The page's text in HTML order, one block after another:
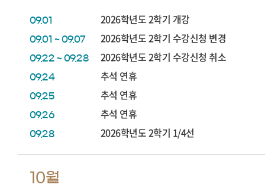
09.01 2026학년도 2학기 개강
09.01 ~ 09.07 2026학년도 2학기 수강신청 변경
09.22 ~ 09.28 2026학년도 2학기 수강신청 취소
09.24 추석 연휴
09.25 추석 연휴
09.26 추석 연휴
09.28 2026학년도 2학기 1/4선
10월